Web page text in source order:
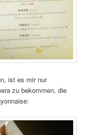
ist es mir nur
zu bekommen, die